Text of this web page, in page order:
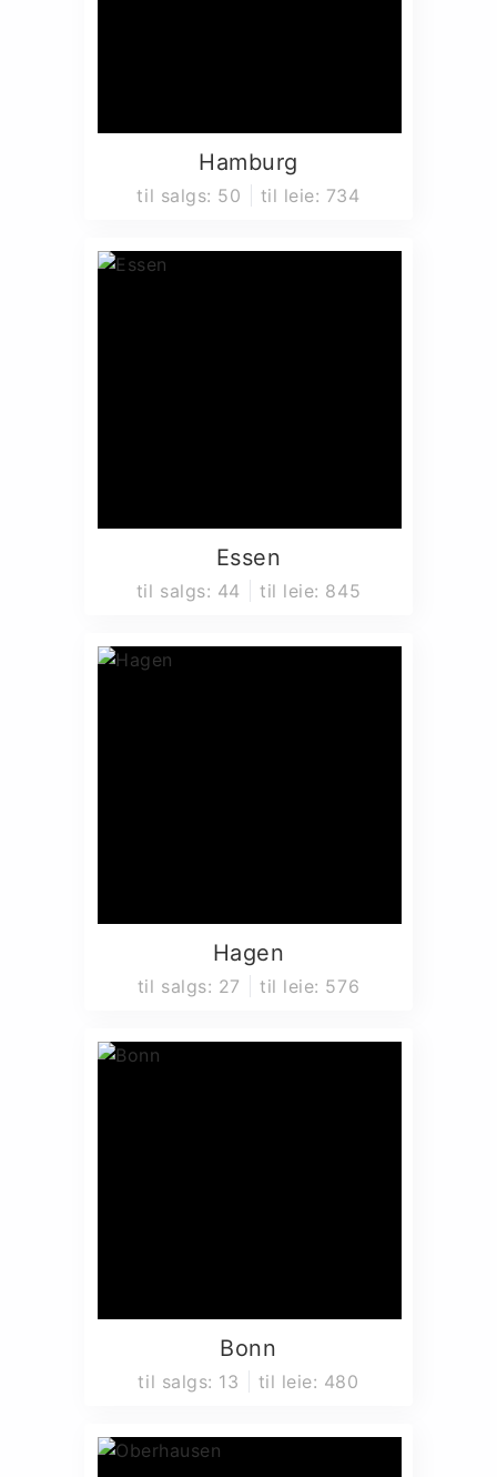
Hamburg
til salgs: 50 til leie: 734
Essen
til salgs: 44 til leie: 845
Hagen
til salgs: 27 til leie: 576
Bonn
til salgs: 13 til leie: 480